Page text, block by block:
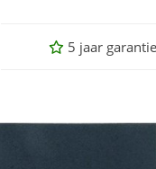
5 jaar